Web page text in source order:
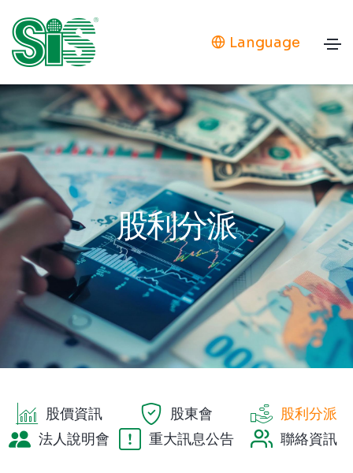
Language
股利分派
股價資訊 股東會
股利分派
法人說明會
重大訊息公告 聯絡資訊